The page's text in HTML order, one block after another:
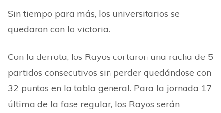
Sin tiempo para más, los universitarios se
quedaron con la victoria.
Con la derrota, los Rayos cortaron una racha de 5
partidos consecutivos sin perder quedándose con
32 puntos en la tabla general. Para la jornada 17
última de la fase regular, los Rayos serán